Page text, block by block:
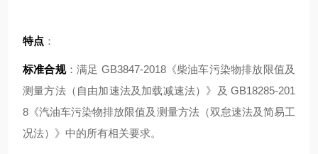
特点 ：
标准合规：满足 GB3847-2018《柴油车污染物排放限值及
测量方法（自由加速法及加载减速法）》及 GB18285-201
8《汽油车污染物排放限值及测量方法（双怠速法及简易工
况法）》中的所有相关要求。